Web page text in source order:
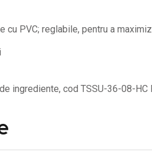
PVC; reglabile, pentru a
ingrediente, cod TSSU-36-08-HC